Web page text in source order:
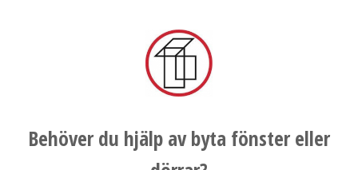
Behöver du hjälp av byta fönster eller